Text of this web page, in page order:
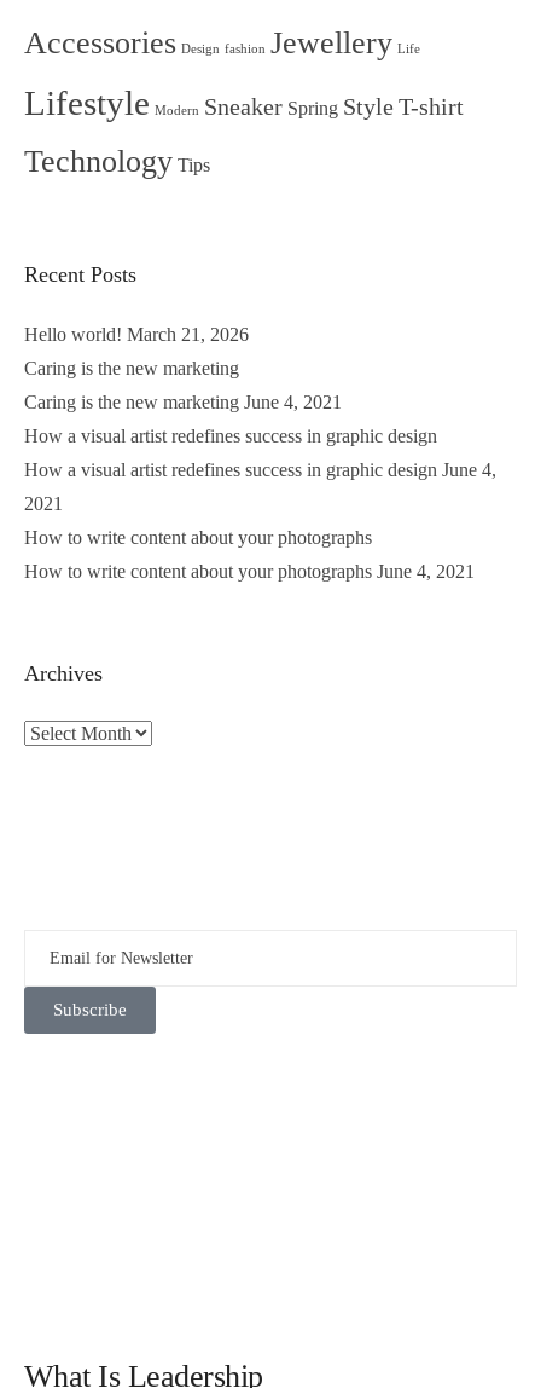
Accessories Design fashion Jewellery Life
Lifestyle Modern Sneaker Spring StyleT-shirt
Technology Tips
Recent Posts
Hello world! March 21, 2026
Caring is the new marketing
Caring is the new marketing June 4, 2021
How a visual artist redefines success in graphic design
How a visual artist redefines success in graphic design June 4,
2021
How to write content about your photographs
How to write content about your photographs June 4, 2021
Archives
Subscribe
What Is Leadership